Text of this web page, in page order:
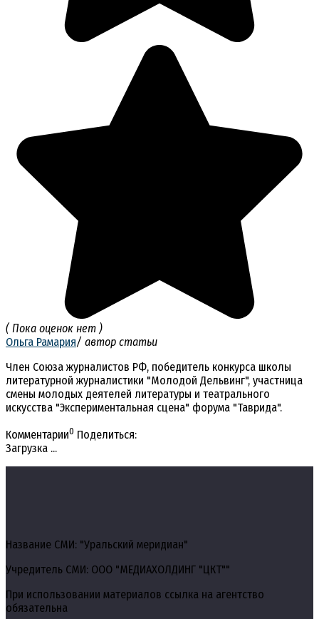
( Пока оценок нет )
Ольга Рамария/ автор статьи
Член Союза журналистов РФ, победитель конкурса школы
литературной журналистики "Молодой Дельвинг", участница
смены молодых деятелей литературы и театрального
искусства "Экспериментальная сцена" форума "Таврида".
Комментарии0 Поделиться:
Загрузка ...
Название СМИ: "Уральский меридиан"
Учредитель СМИ: ООО "МЕДИАХОЛДИНГ "ЦКТ""
При использовании материалов ссылка на агентство
обязательна